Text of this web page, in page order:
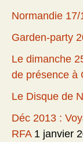
Normandie
Garden-party
Le dimanche
de présence à
Le Disque de
Déc 2013 :
RFA 1 janvier